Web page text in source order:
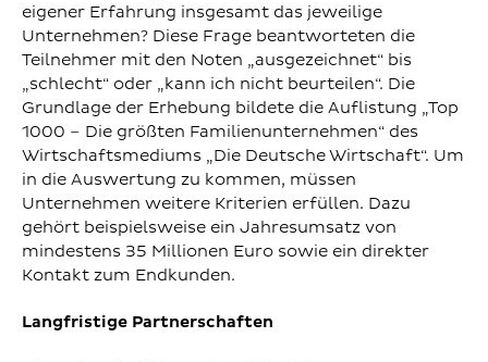
eigener Erfahrung insgesamt das jeweilige
Unternehmen? Diese Frage beantworteten die
Teilnehmer mit den Noten „ausgezeichnet“ bis
„schlecht“ oder „kann ich nicht beurteilen“. Die
Grundlage der Erhebung bildete die Auflistung „Top
1000 – Die größten Familienunternehmen“ des
Wirtschaftsmediums „Die Deutsche Wirtschaft“. Um
in die Auswertung zu kommen, müssen
Unternehmen weitere Kriterien erfüllen. Dazu
gehört beispielsweise ein Jahresumsatz von
mindestens 35 Millionen Euro sowie ein direkter
Kontakt zum Endkunden.
Langfristige Partnerschaften